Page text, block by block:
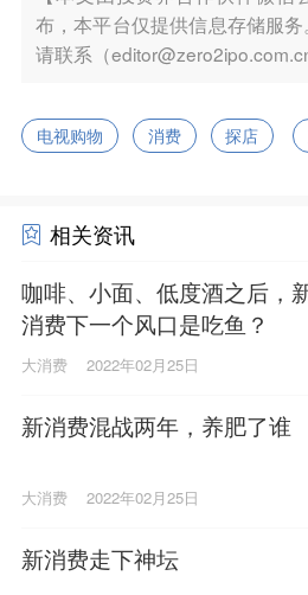
布，本平台仅提供信息存储服务
请联系（
电视购物 消费 探店
相关资讯
咖啡、小面、低度酒之后，
消费下一个风口是吃鱼？
大消费 2022年02月25日
新消费混战两年，养肥了谁
大消费 2022年02月25日
新消费走下神坛